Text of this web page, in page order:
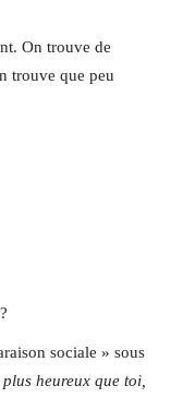
On trouve de
trouve que peu
sociale » sous
heureux que toi,